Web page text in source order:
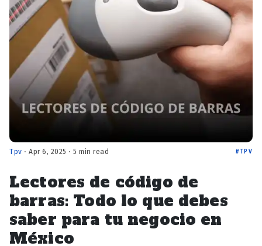
Tpv ⋅ Apr 6, 2025 ⋅ 5 min read TPV
Lectores de código de
barras: Todo lo que debes
saber para tu negocio en
México